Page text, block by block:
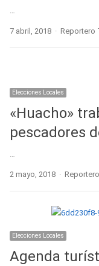
…
7 abril, 2018 Author
Reportero
Elecciones Locales
«Huacho»
pescadores
…
2 mayo, 2018 Author
Elecciones Locales
Agenda